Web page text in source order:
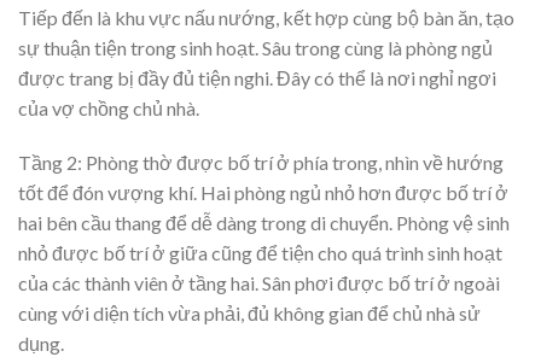
Tiếp đến là khu vực nấu nướng, kết hợp cùng bộ bàn ăn, tạo
sự thuận tiện trong sinh hoạt. Sâu trong cùng là phòng ngủ
được trang bị đầy đủ tiện nghi. Đây có thể là nơi nghỉ ngơi
của vợ chồng chủ nhà.
Tầng 2: Phòng thờ được bố trí ở phía trong, nhìn về hướng
tốt để đón vượng khí. Hai phòng ngủ nhỏ hơn được bố trí ở
hai bên cầu thang để dễ dàng trong di chuyển. Phòng vệ sinh
nhỏ được bố trí ở giữa cũng để tiện cho quá trình sinh hoạt
của các thành viên ở tầng hai. Sân phơi được bố trí ở ngoài
cùng với diện tích vừa phải, đủ không gian để chủ nhà sử
dụng.